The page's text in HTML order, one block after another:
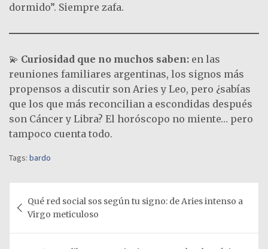
dormido”. Siempre zafa.
💫 Curiosidad que no muchos saben: en las
reuniones familiares argentinas, los signos más
propensos a discutir son Aries y Leo, pero ¿sabías
que los que más reconcilian a escondidas después
son Cáncer y Libra? El horóscopo no miente… pero
tampoco cuenta todo.
Tags: bardo
de
entradas
Qué red social sos según tu signo: de Aries intenso a
Virgo meticuloso